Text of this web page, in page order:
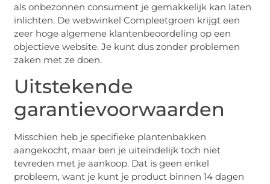
als onbezonnen consument je gemakkelijk kan laten
inlichten. De webwinkel Compleetgroen krijgt een
zeer hoge algemene klantenbeoordeling op een
objectieve website. Je kunt dus zonder problemen
zaken met ze doen.
Uitstekende
garantievoorwaarden
Misschien heb je specifieke plantenbakken
aangekocht, maar ben je uiteindelijk toch niet
tevreden met je aankoop. Dat is geen enkel
probleem, want je kunt je product binnen 14 dagen